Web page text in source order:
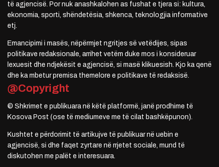
të agjencisë. Por nuk anashkalohen as fushat e tjera si: kultura,
ekonomia, sporti, shëndetësia, shkenca, teknologjia informative
etj.
Emancipimi i masës, nëpërmjet ngritjes së vetëdijes, sipas
politikave redaksionale, arrihet vetëm duke mos i konsideruar
lexuesit dhe ndjekësit e agjencisë, si masë klikuesish. Kjo ka qenë
dhe ka mbetur premisa themelore e politikave të redaksisë.
@Copyright
© Shkrimet e publikuara në këtë platformë, janë prodhime të
Kosova Post (ose të mediumeve me të cilat bashkëpunon).
Kushtet e përdorimit të artikujve të publikuar në uebin e
agjencisë, si dhe faqet zyrtare në rrjetet sociale, mund të
diskutohen me palët e interesuara.